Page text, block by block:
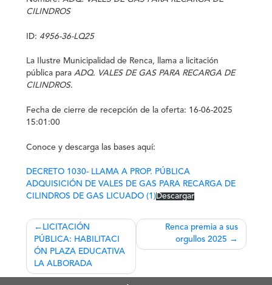
CILINDROS
ID: 4956-36-LQ25
La Ilustre Municipalidad de Renca, llama a licitación
pública para ADQ. VALES DE GAS PARA RECARGA DE
CILINDROS.
Fecha de cierre de recepción de la oferta: 16-06-2025
15:01:00
Conoce y descarga las bases aquí:
DECRETO 1030- LLAMA A PROP. PÚBLICA
ADQUISICIÓN DE VALES DE GAS PARA RECARGA DE
CILINDROS DE GAS LICUADO (1)Descargar
Navegación
de
entradas
LICITACIÓN
PÚBLICA: HABILITACI​
ÓN PLAZA EDUCATIVA
LA ALBORADA
Renca premia a sus
orgullos 2025